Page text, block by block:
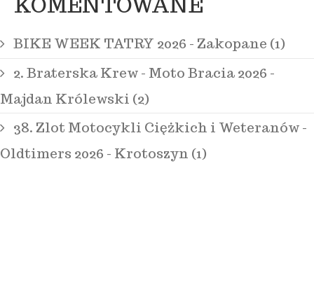
BIKE WEEK TATRY 2026 - Zakopane (1)
2. Braterska Krew - Moto Bracia 2026 -
Majdan Królewski (2)
38. Zlot Motocykli Ciężkich i Weteranów -
Oldtimers 2026 - Krotoszyn (1)